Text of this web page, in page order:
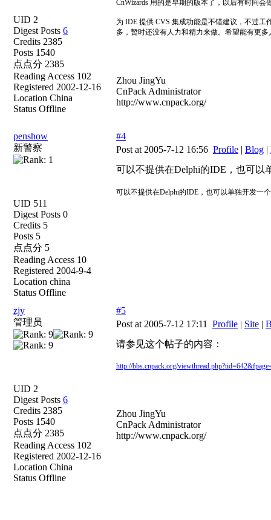
UID 2
Digest Posts 6
Credits 2385
Posts 1540
点点分 2385
Reading Access 102
Registered 2002-12-16
Location China
Status Offline
CnWizards 用的是早期的版本了，以后有时间
为 IDE 提供 CVS 集成功能是不错建议，不过
多，暂时还没有人力和精力来做。希望能有更多
Zhou JingYu
CnPack Administrator
http://www.cnpack.org/
penshow
新警察
UID 511
Digest Posts 0
Credits 5
Posts 5
点点分 5
Reading Access 10
Registered 2004-9-4
Location china
Status Offline
#4
Post at 2005-7-12 16:56 Profile | Blog |
可以不提供在Delphi的IDE，也可以
可以不提供在Delphi的IDE，也可以单独开发一
zjy
管理员
UID 2
Digest Posts 6
Credits 2385
Posts 1540
点点分 2385
Reading Access 102
Registered 2002-12-16
Location China
Status Offline
#5
Post at 2005-7-12 17:11 Profile | Site |
请参见这个帖子的内容：
http://bbs.cnpack.org/
Zhou JingYu
CnPack Administrator
http://www.cnpack.org/